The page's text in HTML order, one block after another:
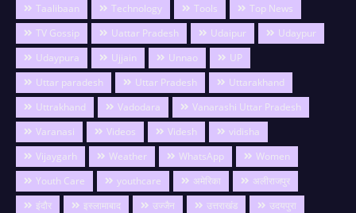
Taalibaan
Technology Tools
Top News
TV Gossip
Uattar Pradesh Udaipur
Udaypur
Udaypura
Ujjain Unnao
UP
Uttar paradesh
Uttar Pradesh
Uttarakhand
Uttrakhand
Vadodara
Vanarashi Uttar Pradesh
Varanasi
Videos Videsh
vidisha
Vijaygarh
Weather WhatsApp
Women
Youth Care
youthcare अमेरिका
अलीराजपुर
इंदौर
इस्लामाबाद उज्जैन उत्तराखंड
उदयपुरा